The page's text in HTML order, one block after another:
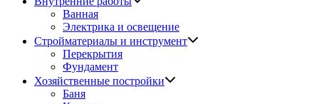
Ванная
Электрика и освещение
Стройматериалы и инструмент
Перекрытия
Фундамент
Хозяйственные постройки
Баня